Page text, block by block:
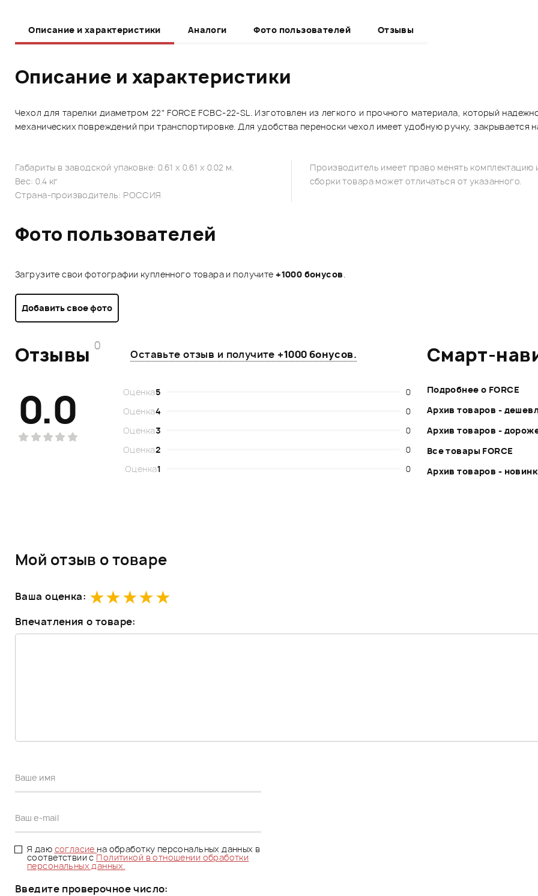
Описание и характеристики Аналоги Фото пользователей Отзывы
Описание и характеристики
Чехол для тарелки диаметром 22" FORCE FCBC-22-SL. Изготовлен из легкого и прочного материала, который
механических повреждений при транспортировке. Для удобства переноски чехол имеет удобную ручку, закрывается
Габариты в заводской упаковке: 0.61 x 0.61 x 0.02 м.
Вес: 0.4 кг
Страна-производитель: РОССИЯ
Производитель имеет право менять
сборки товара может отличаться от указанного.
Фото пользователей
Загрузите свои фотографии купленного товара и получите+1000 бонусов.
Добавить свое фото
Отзывы 0
Оставьте отзыв и получите +1000 бонусов.
0.0 Оценка5
0
Оценка4
0
Оценка3
0
Оценка2
0
Оценка1 0
Смарт-
Подробнее о FORCE
Архив товаров -
Архив товаров -
Все товары FORCE
Архив товаров -
Мой отзыв о товаре
Ваша оценка:
Впечатления о товаре:
Я даю согласие на обработку персональных данных в
соответствии сПолитикой в отношении обработки
персональных данных.
Введите проверочное число: